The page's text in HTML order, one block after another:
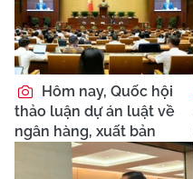
Hôm nay, Quốc hội
thảo luận dự án luật về
ngân hàng, xuất bản